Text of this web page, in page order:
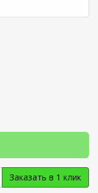
Заказать в 1 клик